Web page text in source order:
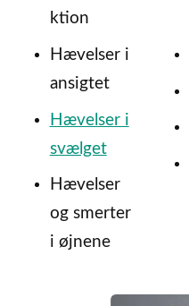
ktion
Hævelser i
ansigtet
Hævelser i
svælget
Hævelser
og smerter
i øjnene